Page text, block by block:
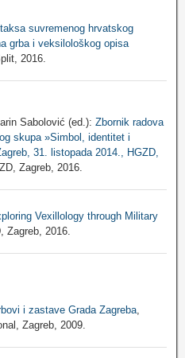
suvremenog hrvatskog
grba i veksilološkog opisa
2016.
Sabolović (ed.): Zbornik radova
skupa »Simbol, identitet i
31. listopada 2014., HGZD,
Zagreb, 2016.
Vexillology through Military
Zagreb, 2016.
i zastave Grada Zagreba
Zagreb, 2009.